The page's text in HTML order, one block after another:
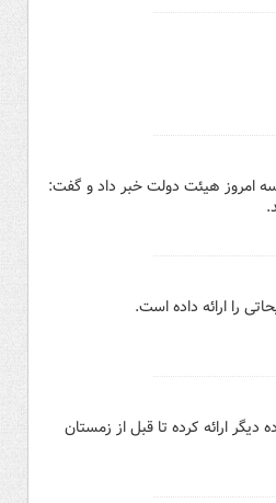
امروز هیئت دولت خبر داد و گفت:
را ارائه داده است.
ارائه کرده تا قبل از زمستان